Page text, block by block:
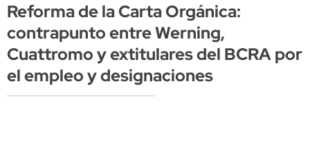
Reforma de la Carta Orgánica:
contrapunto entre Werning,
Cuattromo y extitulares del BCRA por
el empleo y designaciones